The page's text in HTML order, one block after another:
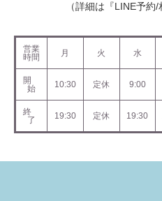
（詳細は『LINE予約
営業
時間
月 火 水
開
始
10:30 定休 9:00
終
了
19:30 定休 19:30